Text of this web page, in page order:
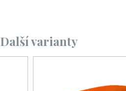
Další varianty